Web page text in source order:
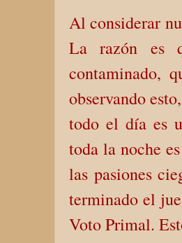
Al considerar
La razón es
contaminado,
observando
todo el día es
toda la noche
las pasiones
terminado el
Voto Primal.